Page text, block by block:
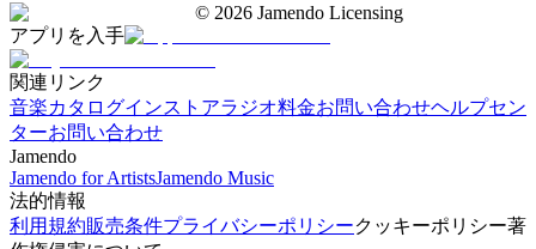
© 2026 Jamendo Licensing
アプリを入手
関連リンク
音楽カタログインストアラジオ料金お問い合わせヘルプセン
ターお問い合わせ
Jamendo
Jamendo for ArtistsJamendo Music
法的情報
利用規約販売条件プライバシーポリシークッキーポリシー著